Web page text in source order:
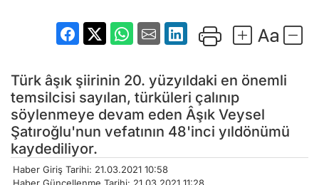
Türk âşık şiirinin 20. yüzyıldaki en önemli
temsilcisi sayılan, türküleri çalınıp
söylenmeye devam eden Âşık Veysel
Şatıroğlu'nun vefatının 48'inci yıldönümü
kaydediliyor.
Haber Giriş Tarihi: 21.03.2021 10:58
Haber Güncellenme Tarihi: 21.03.2021 11:28